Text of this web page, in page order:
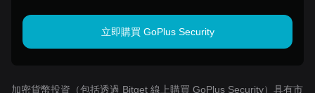
立即購買 GoPlus Security
加密貨幣投資（包括透過 Bitget 線上購買 GoPlus Security）具有市